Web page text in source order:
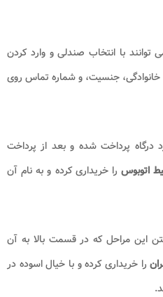
با انتخاب صندلی و وارد کردن
خانوادگی، جنسیت، و شماره تماس روی
درگاه پرداخت شده و بعد از پرداخت
اتوبوس را خریداری کرده و به نام آن
این مراحل که در قسمت بالا به آن
را خریداری کرده و با خیال اسوده در